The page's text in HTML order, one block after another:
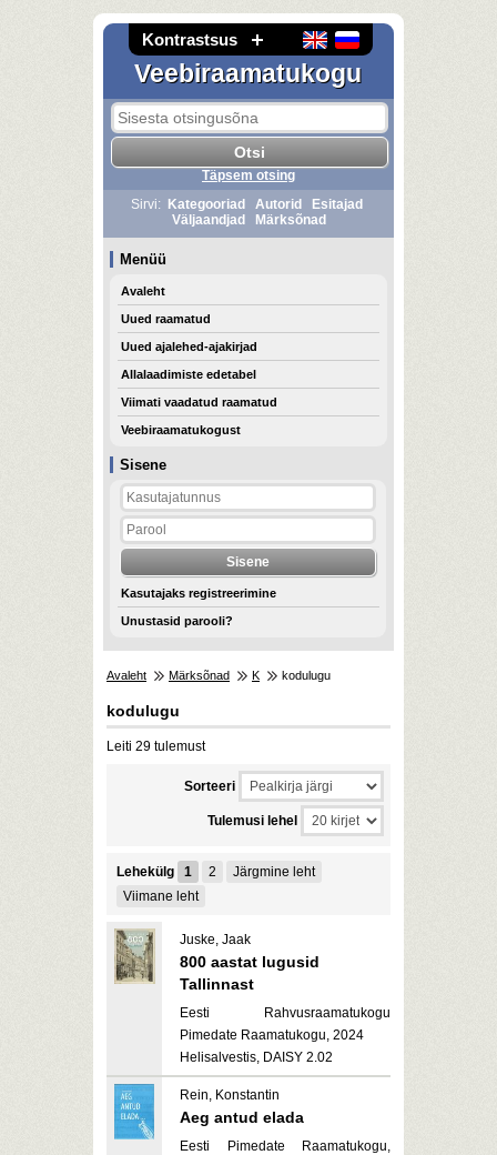
Kontrastsus
Veebiraamatukogu
Sisene
Kasutajaks registreerimine
Unustasid parooli?
Täpsem otsing
Sirvi:
Kategooriad Autorid
Esitajad
Väljaandjad
Märksõnad
Menüü
Avaleht
Uued raamatud
Uued ajalehed-ajakirjad
Allalaadimiste edetabel
Viimati vaadatud raamatud
Veebiraamatukogust
Avaleht Märksõnad K kodulugu
kodulugu
Leiti 29 tulemust
Sorteeri
Tulemusi lehel
Lehekülg 1 2
Järgmine leht
Viimane leht
Juske, Jaak
800 aastat lugusid
Tallinnast
Eesti Rahvusraamatukogu
Pimedate Raamatukogu, 2024
Helisalvestis, DAISY 2.02
Rein, Konstantin
Aeg antud elada
Eesti Pimedate Raamatukogu,